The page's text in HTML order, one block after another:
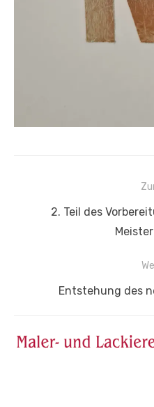
Vorheriger2. Teil des
Nächster
Entstehung des